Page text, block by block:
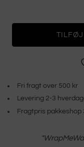
TILFØJ
Fri fragt over 500 kr
Levering 2-3
Fragtpris pakkeshop